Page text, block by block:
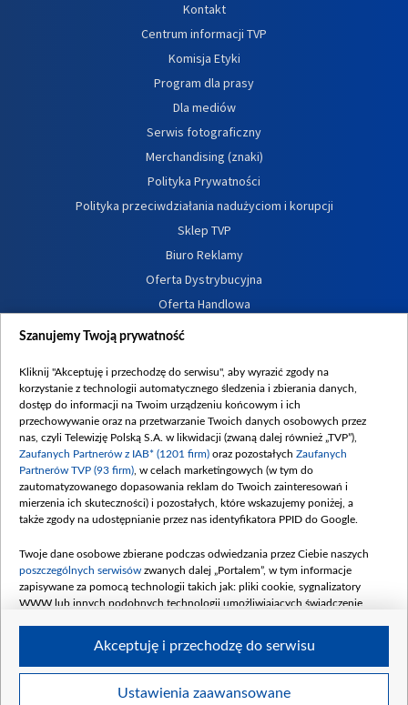
Kontakt
Centrum informacji TVP
Komisja Etyki
Program dla prasy
Dla mediów
Serwis fotograficzny
Merchandising (znaki)
Polityka Prywatności
Polityka przeciwdziałania nadużyciom i korupcji
Sklep TVP
Biuro Reklamy
Oferta Dystrybucyjna
Oferta Handlowa
Dostępność
Procedura zgłoszeń wewnętrznych
Szanujemy Twoją prywatność
Kliknij "Akceptuję i przechodzę do serwisu", aby wyrazić zgody na
korzystanie z technologii automatycznego śledzenia i zbierania danych,
dostęp do informacji na Twoim urządzeniu końcowym i ich
przechowywanie oraz na przetwarzanie Twoich danych osobowych przez
nas, czyli Telewizję Polską S.A. w likwidacji (zwaną dalej również „TVP”),
Zaufanych Partnerów z IAB* (1201 firm) oraz pozostałych Zaufanych
Partnerów TVP (93 firm) , w celach marketingowych (w tym do
zautomatyzowanego dopasowania reklam do Twoich zainteresowań i
mierzenia ich skuteczności) i pozostałych, które wskazujemy poniżej, a
także zgody na udostępnianie przez nas identyfikatora PPID do Google.
Twoje dane osobowe zbierane podczas odwiedzania przez Ciebie naszych
poszczególnych serwisów zwanych dalej „Portalem”, w tym informacje
zapisywane za pomocą technologii takich jak: pliki cookie, sygnalizatory
WWW lub innych podobnych technologii umożliwiających świadczenie
Twoje dane osobowe zbierane podczas odwiedzania przez Ciebie
Ustawienia zaawansowane
Akceptuję i przechodzę do serwisu